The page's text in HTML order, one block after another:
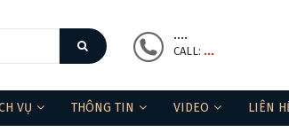
....
CALL: ...
VỤ THÔNG TIN VIDEO LIÊN